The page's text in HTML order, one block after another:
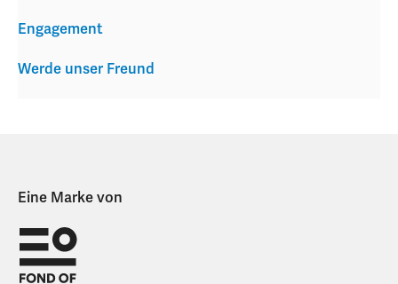
Engagement
Werde unser Freund
Eine Marke von